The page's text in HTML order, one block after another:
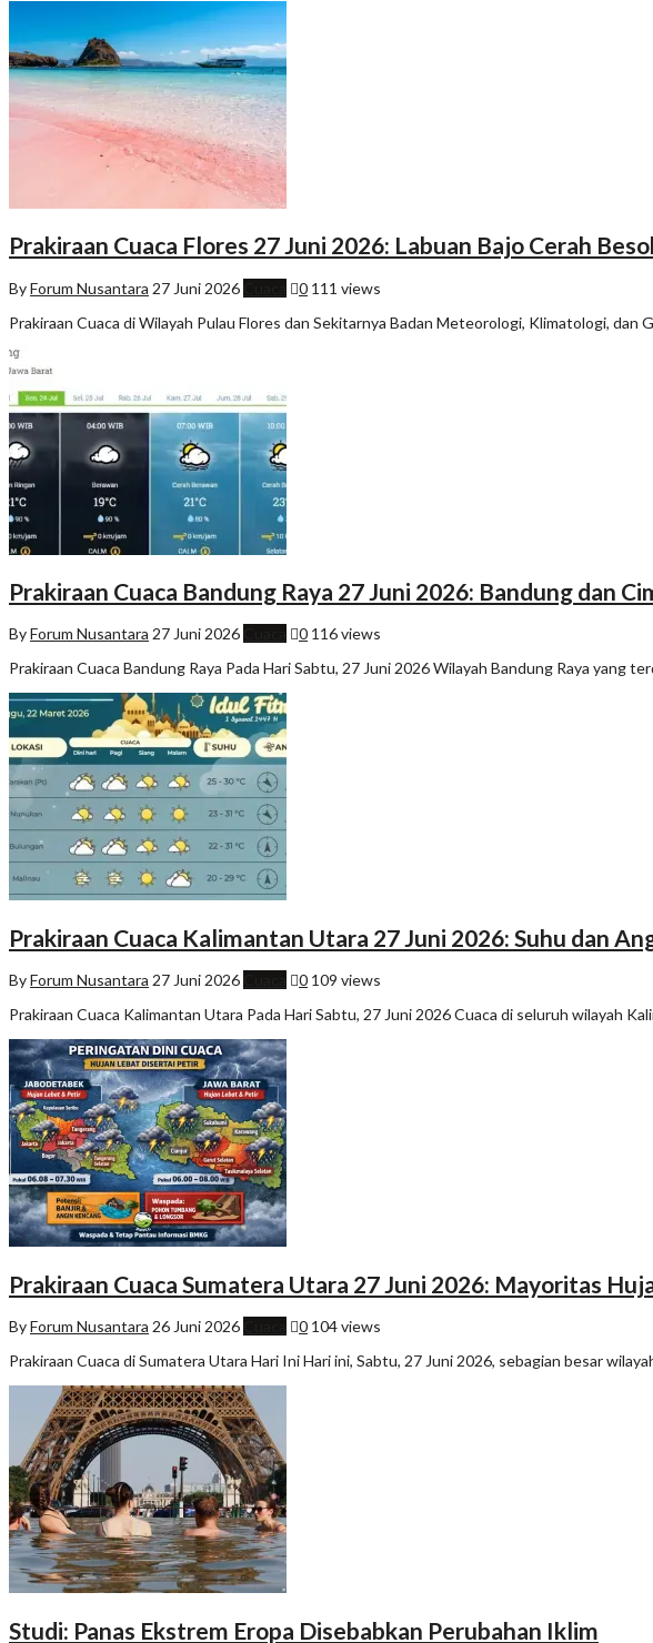
Prakiraan Cuaca Flores 27 Juni 2026: Labuan Bajo Cerah
ByForum Nusantara 27 Juni 2026 0 111 views
Prakiraan Cuaca di Wilayah Pulau Flores dan Sekitarnya Badan Meteorologi, Klimatologi,
Prakiraan Cuaca Bandung Raya 27 Juni 2026: Bandung dan
ByForum Nusantara 27 Juni 2026 0 116 views
Prakiraan Cuaca Bandung Raya Pada Hari Sabtu, 27 Juni 2026 Wilayah Bandung Raya yang
Prakiraan Cuaca Kalimantan Utara 27 Juni 2026: Suhu dan
ByForum Nusantara 27 Juni 2026 0 109 views
Prakiraan Cuaca Kalimantan Utara Pada Hari Sabtu, 27 Juni 2026 Cuaca di seluruh wilayah
Prakiraan Cuaca Sumatera Utara 27 Juni 2026: Mayoritas
ByForum Nusantara 26 Juni 2026 0 104 views
Prakiraan Cuaca di Sumatera Utara Hari Ini Hari ini, Sabtu, 27 Juni 2026, sebagian besar
Studi: Panas Ekstrem Eropa Disebabkan Perubahan Iklim